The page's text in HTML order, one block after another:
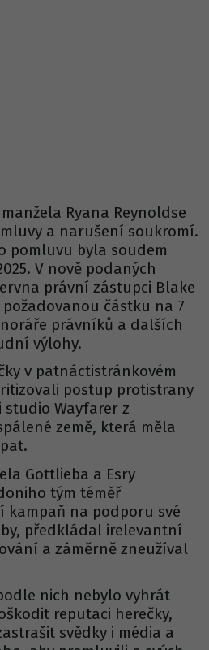
Ryana Reynoldse
a narušení soukromí.
pomluvu byla soudem
V nově podaných
právní zástupci Blake
částku na 7
právníků a dalších
výlohy.
v patnáctistránkovém
postup protistrany
Wayfarer z
země, která měla
Gottlieba a Esry
tým téměř
kampaň na podporu své
předkládal irelevantní
a záměrně zneužíval
nich nebylo vyhrát
reputaci herečky,
svědky i média a